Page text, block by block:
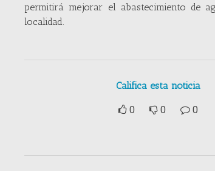
permitirá mejorar el abastecimiento de
localidad.
Califica esta noticia
0 0 0